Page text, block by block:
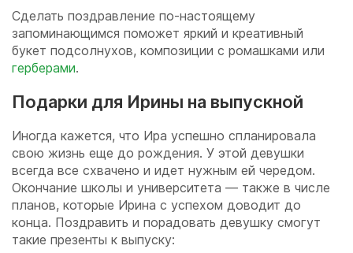
Сделать поздравление по-настоящему
запоминающимся поможет яркий и креативный
букет подсолнухов, композиции с ромашками или
герберами.
Подарки для Ирины на выпускной
Иногда кажется, что Ира успешно спланировала
свою жизнь еще до рождения. У этой девушки
всегда все схвачено и идет нужным ей чередом.
Окончание школы и университета — также в числе
планов, которые Ирина с успехом доводит до
конца. Поздравить и порадовать девушку смогут
такие презенты к выпуску: